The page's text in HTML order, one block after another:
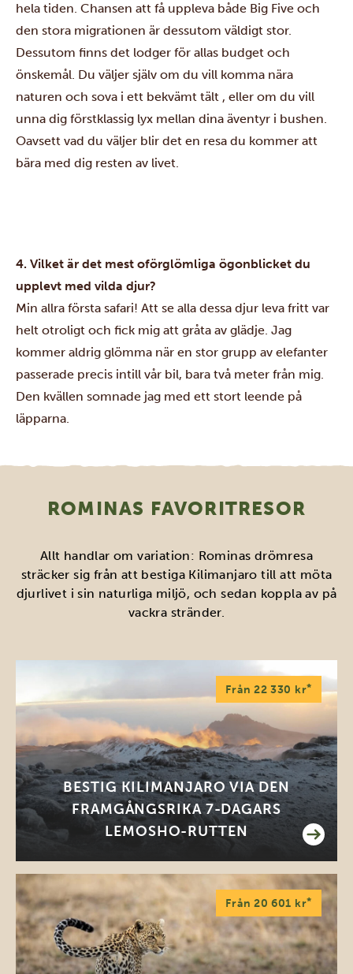
hela tiden. Chansen att få uppleva både Big Five och
den stora migrationen är dessutom väldigt stor.
Dessutom finns det lodger för allas budget och
önskemål. Du väljer själv om du vill komma nära
naturen och sova i ett bekvämt tält , eller om du vill
unna dig förstklassig lyx mellan dina äventyr i bushen.
Oavsett vad du väljer blir det en resa du kommer att
bära med dig resten av livet.
4. Vilket är det mest oförglömliga ögonblicket du
upplevt med vilda djur?
Min allra första safari! Att se alla dessa djur leva fritt var
helt otroligt och fick mig att gråta av glädje. Jag
kommer aldrig glömma när en stor grupp av elefanter
passerade precis intill vår bil, bara två meter från mig.
Den kvällen somnade jag med ett stort leende på
läpparna.
ROMINAS FAVORITRESOR
Allt handlar om variation: Rominas drömresa
sträcker sig från att bestiga Kilimanjaro till att möta
djurlivet i sin naturliga miljö, och sedan koppla av på
vackra stränder.
Från 22 330 kr*
BESTIG KILIMANJARO VIA DEN
FRAMGÅNGSRIKA 7-DAGARS
LEMOSHO-RUTTEN
Från 20 601 kr*